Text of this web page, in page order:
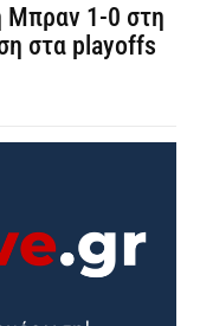
Μπραν 1-0 στη
στα playoffs